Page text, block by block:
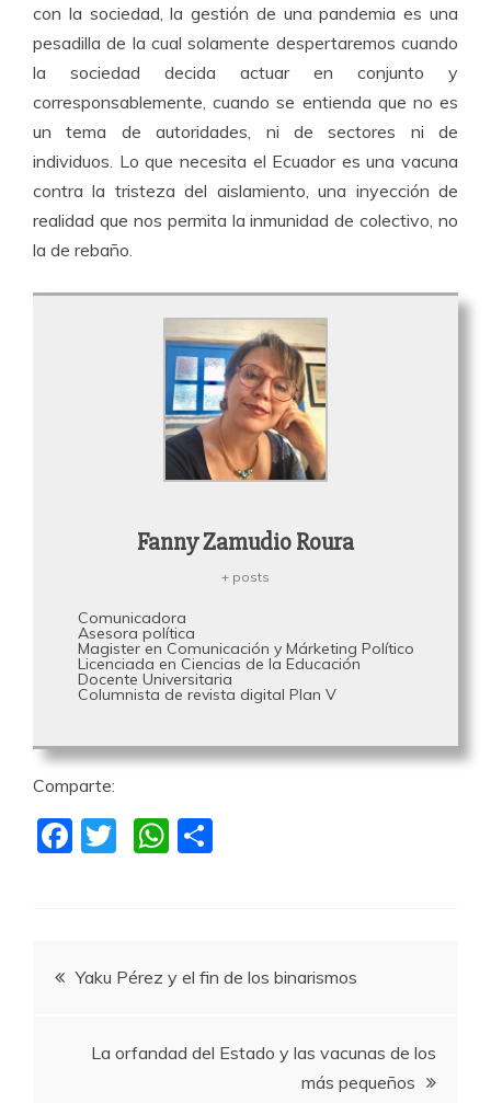
con la sociedad, la gestión de una pandemia es una
pesadilla de la cual solamente despertaremos cuando
la sociedad decida actuar en conjunto y
corresponsablemente, cuando se entienda que no es
un tema de autoridades, ni de sectores ni de
individuos. Lo que necesita el Ecuador es una vacuna
contra la tristeza del aislamiento, una inyección de
realidad que nos permita la inmunidad de colectivo, no
la de rebaño.
Fanny Zamudio Roura
+ posts
Comunicadora
Asesora política
Magister en Comunicación y Márketing Político
Licenciada en Ciencias de la Educación
Docente Universitaria
Columnista de revista digital Plan V
Comparte:
F
b
o
T
W
A
p
a
r
Navegación
Yaku Pérez y el fin de los binarismos
La orfandad del Estado y las vacunas de los
más pequeños